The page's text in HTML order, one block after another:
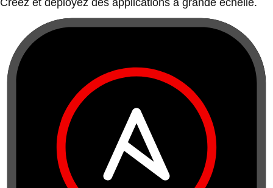
Créez et déployez des applications à grande échelle.